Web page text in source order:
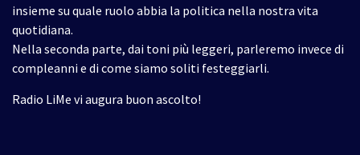
insieme su quale ruolo abbia la politica nella nostra vita
quotidiana.
Nella seconda parte, dai toni più leggeri, parleremo invece di
compleanni e di come siamo soliti festeggiarli.
Radio LiMe vi augura buon ascolto!